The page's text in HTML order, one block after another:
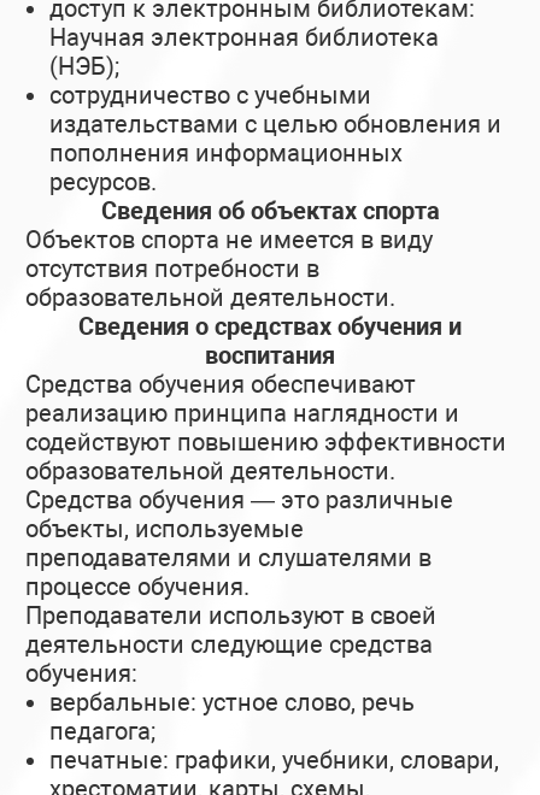
доступ к электронным библиотекам:
Научная электронная библиотека
(НЭБ);
сотрудничество с учебными
издательствами с целью обновления и
пополнения информационных
ресурсов.
Сведения об объектах спорта
Объектов спорта не имеется в виду
отсутствия потребности в
образовательной деятельности.
Сведения о средствах обучения и
воспитания
Средства обучения обеспечивают
реализацию принципа наглядности и
содействуют повышению эффективности
образовательной деятельности.
Средства обучения — это различные
объекты, используемые
преподавателями и слушателями в
процессе обучения.
Преподаватели используют в своей
деятельности следующие средства
обучения:
вербальные: устное слово, речь
педагога;
печатные: графики, учебники, словари,
хрестоматии, карты, схемы,